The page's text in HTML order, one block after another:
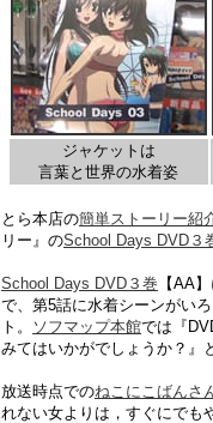
ジャケットは
言葉と世界の水着姿
とら本店の簡単ストーリー紹
リー』のSchool Days DVD３
School Days DVD３巻 【AA
で、第5話に水着シーンがい
ト。
ソフマップ本館では『
みてはいかがでしょうか？』
放送時点でのねこにこばんさ
れない女よりは，すぐにでも